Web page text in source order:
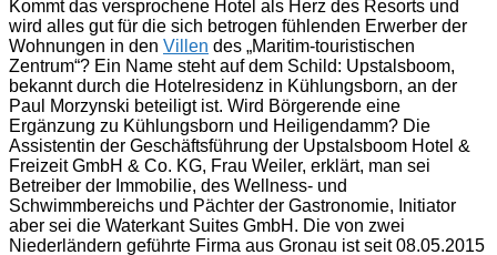
Kommt das versprochene Hotel als Herz des Resorts und
wird alles gut für die sich betrogen fühlenden Erwerber der
Wohnungen in den Villen des „Maritim-touristischen
Zentrum“? Ein Name steht auf dem Schild: Upstalsboom,
bekannt durch die Hotelresidenz in Kühlungsborn, an der
Paul Morzynski beteiligt ist. Wird Börgerende eine
Ergänzung zu Kühlungsborn und Heiligendamm? Die
Assistentin der Geschäftsführung der Upstalsboom Hotel &
Freizeit GmbH & Co. KG, Frau Weiler, erklärt, man sei
Betreiber der Immobilie, des Wellness- und
Schwimmbereichs und Pächter der Gastronomie, Initiator
aber sei die Waterkant Suites GmbH. Die von zwei
Niederländern geführte Firma aus Gronau ist seit 08.05.2015